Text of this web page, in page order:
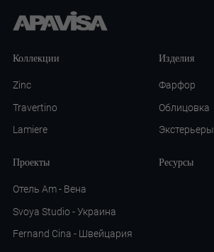
Коллекции
Zinc
Travertino
Lamiere
Изделия
Фарфор
Облицовка
Экстерьеры
Проекты
Отель Am - Вена
Svoya Studio - Украина
Fernand Cina - Швейцария
Ресурсы